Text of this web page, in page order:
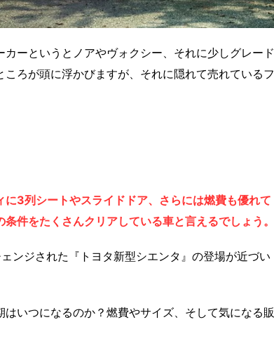
カーというとノアやヴォクシー、それに少しグレード
ろが頭に浮かびますが、それに隠れて売れているフ
3列シートやスライドドア、さらには燃費も優れて
件をたくさんクリアしている車と言えるでしょう。
ンジされた『トヨタ新型シエンタ』の登場が近づい
はいつになるのか？燃費やサイズ、そして気になる販